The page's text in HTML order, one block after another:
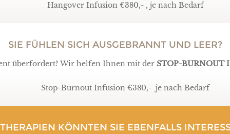
Hangover Infusion €380,- , je nach Bedarf
SIE FÜHLEN SICH AUSGEBRANNT UND LEER?
überfordert? Wir helfen Ihnen mit derSTOP-BURNOUT
Stop-Burnout Infusion €380,- je nach Bedarf
KÖNNTEN SIE EBENFALLS